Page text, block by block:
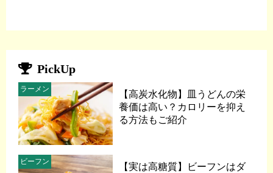
PickUp
【高炭水化物】皿うどんの栄
養価は高い？カロリーを抑え
る方法もご紹介
ラーメン
【実は高糖質】ビーフンはダ
ビーフン